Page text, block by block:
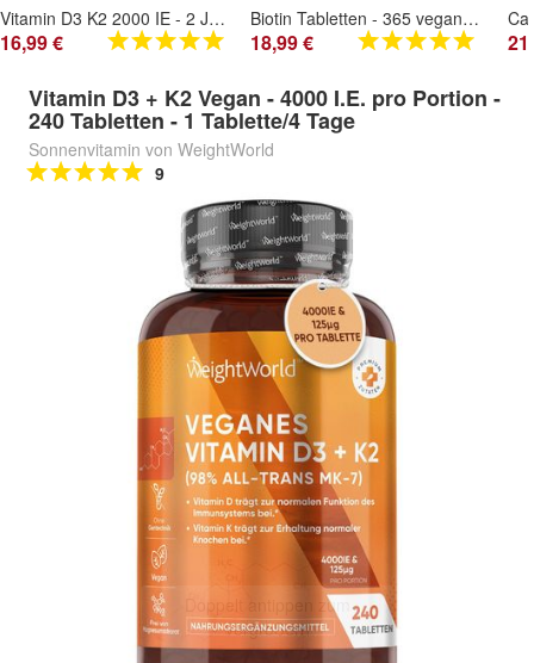
Vitamin D3 K2 2000 IE - 2 Jahr Vorrat - 365 Tabletten - Vegane Quelle (Flechten)
16,99 €
Biotin Tabletten - 365 vegane Tablets für 1 Jahr Vorrat - Von WeightWorld
18,99 €
Vitamin D3 + K2 Vegan - 4000 I.E. pro Portion -
240 Tabletten - 1 Tablette/4 Tage
Sonnenvitamin von WeightWorld
9
Doppelt antippen zum
vergrößern